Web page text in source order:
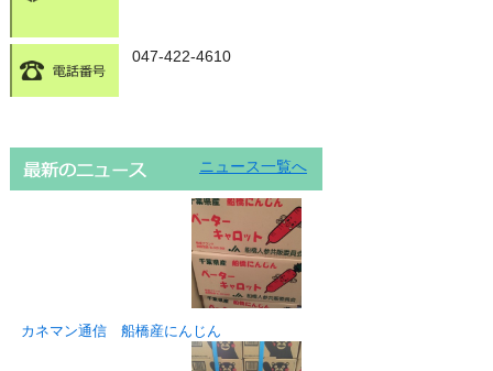
047-422-4610
ニュース一覧へ
カネマン通信 船橋産にんじん